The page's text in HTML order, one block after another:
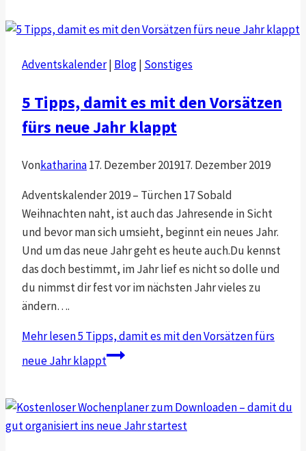
Adventskalender| Blog| Sonstiges
5 Tipps, damit es mit den Vorsätzen
fürs neue Jahr klappt
Vonkatharina17. Dezember 201917. Dezember 2019
Adventskalender 2019 – Türchen 17 Sobald
Weihnachten naht, ist auch das Jahresende in Sicht
und bevor man sich umsieht, beginnt ein neues Jahr.
Und um das neue Jahr geht es heute auch.Du kennst
das doch bestimmt, im Jahr lief es nicht so dolle und
du nimmst dir fest vor im nächsten Jahr vieles zu
ändern….
Mehr lesen5 Tipps, damit es mit den Vorsätzen fürs
neue Jahr klappt